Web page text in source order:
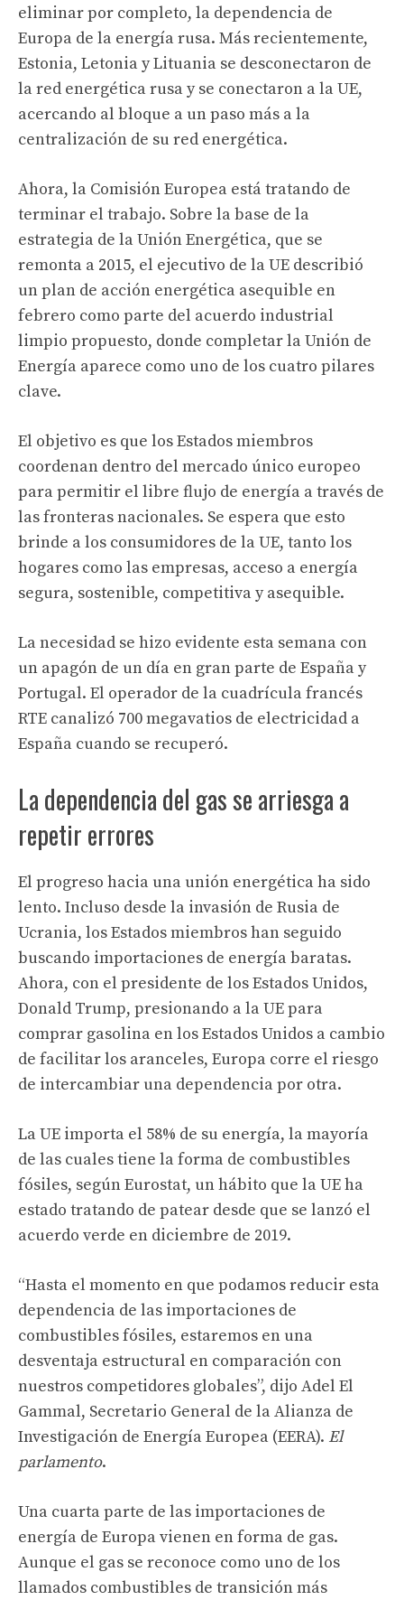
eliminar por completo, la dependencia de
Europa de la energía rusa. Más recientemente,
Estonia, Letonia y Lituania se desconectaron de
la red energética rusa y se conectaron a la UE,
acercando al bloque a un paso más a la
centralización de su red energética.
Ahora, la Comisión Europea está tratando de
terminar el trabajo. Sobre la base de la
estrategia de la Unión Energética, que se
remonta a 2015, el ejecutivo de la UE describió
un plan de acción energética asequible en
febrero como parte del acuerdo industrial
limpio propuesto, donde completar la Unión de
Energía aparece como uno de los cuatro pilares
clave.
El objetivo es que los Estados miembros
coordenan dentro del mercado único europeo
para permitir el libre flujo de energía a través de
las fronteras nacionales. Se espera que esto
brinde a los consumidores de la UE, tanto los
hogares como las empresas, acceso a energía
segura, sostenible, competitiva y asequible.
La necesidad se hizo evidente esta semana con
un apagón de un día en gran parte de España y
Portugal. El operador de la cuadrícula francés
RTE canalizó 700 megavatios de electricidad a
España cuando se recuperó.
La dependencia del gas se arriesga a
repetir errores
El progreso hacia una unión energética ha sido
lento. Incluso desde la invasión de Rusia de
Ucrania, los Estados miembros han seguido
buscando importaciones de energía baratas.
Ahora, con el presidente de los Estados Unidos,
Donald Trump, presionando a la UE para
comprar gasolina en los Estados Unidos a cambio
de facilitar los aranceles, Europa corre el riesgo
de intercambiar una dependencia por otra.
La UE importa el 58% de su energía, la mayoría
de las cuales tiene la forma de combustibles
fósiles, según Eurostat, un hábito que la UE ha
estado tratando de patear desde que se lanzó el
acuerdo verde en diciembre de 2019.
“Hasta el momento en que podamos reducir esta
dependencia de las importaciones de
combustibles fósiles, estaremos en una
desventaja estructural en comparación con
nuestros competidores globales”, dijo Adel El
Gammal, Secretario General de la Alianza de
Investigación de Energía Europea (EERA). El
parlamento.
Una cuarta parte de las importaciones de
energía de Europa vienen en forma de gas.
Aunque el gas se reconoce como uno de los
llamados combustibles de transición más